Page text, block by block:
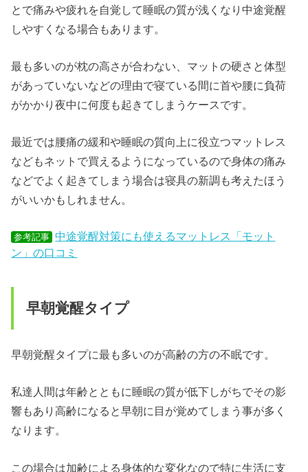
とで痛みや疲れを自覚して睡眠の質が浅くなり中途覚醒
しやすくなる場合もあります。
最も多いのが枕の高さが合わない、マットの硬さと体型
があっていないなどの理由で寝ている間に首や腰に負荷
がかかり夜中に何度も起きてしまうケースです。
最近では腰痛の緩和や睡眠の質向上に役立つマットレス
などもネットで買えるようになっているので身体の痛み
などでよく起きてしまう場合は寝具の新調も考えたほう
がいいかもしれません。
参考記事 中途覚醒対策にも使えるマットレス「モット
ン」の口コミ
早朝覚醒タイプ
早朝覚醒タイプに最も多いのが高齢の方の不眠です。
私達人間は年齢とともに睡眠の質が低下しがちでその影
響もあり高齢になると早朝に目が覚めてしまう事が多く
なります。
この場合は加齢による身体的な変化なので特に生活に支